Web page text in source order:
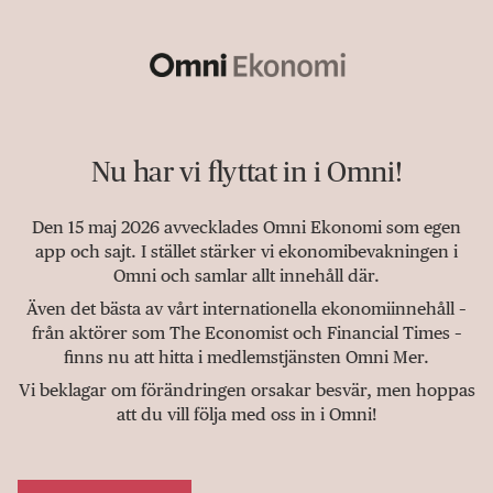
Nu har vi flyttat in i Omni!
Den 15 maj 2026 avvecklades Omni Ekonomi som egen
app och sajt. I stället stärker vi ekonomibevakningen i
Omni och samlar allt innehåll där.
Även det bästa av vårt internationella ekonomiinnehåll –
från aktörer som The Economist och Financial Times –
finns nu att hitta i medlemstjänsten Omni Mer.
Vi beklagar om förändringen orsakar besvär, men hoppas
att du vill följa med oss in i Omni!